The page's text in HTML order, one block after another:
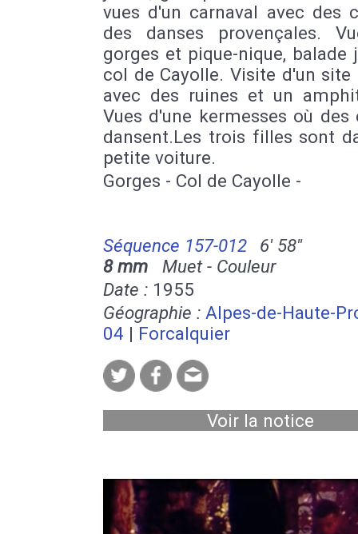
vues d'un carnaval avec des
des danses provençales.
gorges et pique-nique, balade
col de Cayolle. Visite d'un site
avec des ruines et un
Vues d'une kermesses où des
dansent.Les trois filles sont
petite voiture.
Gorges - Col de Cayolle -
Séquence 157-012
6' 58''
8 mm Muet - Couleur
Date : 1955
Géographie : Alpes-de-Haute-
04 | Forcalquier
Voir la notice